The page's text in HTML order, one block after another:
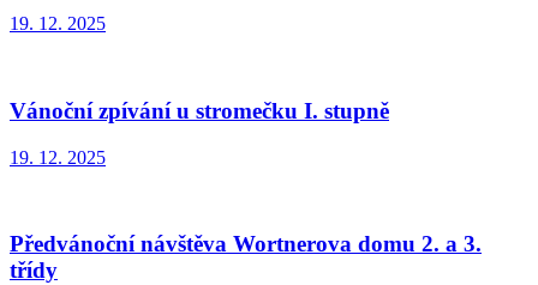
19. 12. 2025
Vánoční zpívání u stromečku I. stupně
19. 12. 2025
Předvánoční návštěva Wortnerova domu 2. a 3.
třídy